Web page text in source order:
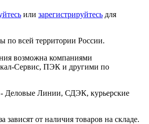
или зарегистрируйтесь для
по всей территории России.
возможна компаниями
Сервис, ПЭК и другими по
- Деловые Линии, СДЭК, курьерские
зависят от наличия товаров на складе.